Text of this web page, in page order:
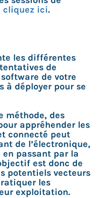
cliquez ici.
les différentes
de
de votre
à déployer pour se
méthode, des
appréhender les
connecté peut
de l’électronique,
passant par la
est donc de
potentiels vecteurs
les
exploitation.